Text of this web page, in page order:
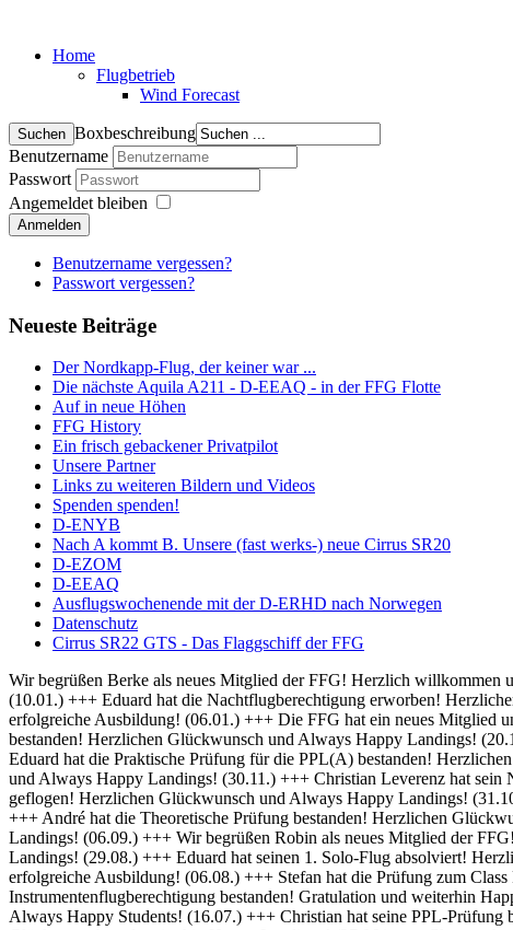
Home
Flugbetrieb
Wind Forecast
Boxbeschreibung
Benutzername
Passwort
Angemeldet bleiben
Anmelden
Benutzername vergessen?
Passwort vergessen?
Neueste Beiträge
Der Nordkapp-Flug, der keiner war ...
Die nächste Aquila A211 - D-EEAQ - in der FFG Flotte
Auf in neue Höhen
FFG History
Ein frisch gebackener Privatpilot
Unsere Partner
Links zu weiteren Bildern und Videos
Spenden spenden!
D-ENYB
Nach A kommt B. Unsere (fast werks-) neue Cirrus SR20
D-EZOM
D-EEAQ
Ausflugswochenende mit der D-ERHD nach Norwegen
Datenschutz
Cirrus SR22 GTS - Das Flaggschiff der FFG
Wir begrüßen Berke als neues Mitglied der FFG! Herzlich willkommen und always Happy Landings! (01.02.) +++ Herzlich Willkommen bei der FFG, Thomas! Viel Spaß und Erfolg bei deiner Ausbildung! (10.01.) +++ Eduard hat die Nachtflugberechtigung erworben! Herzlichen Glückwunsch und Always Bright Moonlight! (08.01.) +++ Wir heißen Martin als neuen Flugschüler willkommen und wünschen eine erfolgreiche Ausbildung! (06.01.) +++ Die FFG hat ein neues Mitglied und damit bald auch einen neuen Fluglehrer - Herzlich Willkommen bei uns Dominik! (04.01.) +++ Frederik hat seine IFR Prüfung bestanden! Herzlichen Glückwunsch und Always Happy Landings! (20.12.) +++ Rico hat seine BZF 1 Prüfung bestanden. Herzlichen Glückwünsch und weiterhin viel Erfolg bei der Ausbildung (16.12.) +++ Eduard hat die Praktische Prüfung für die PPL(A) bestanden! Herzlichen Glückwunsch und Always Happy Landings! (05.12.) +++ Falk hat seine Nachtflugausbildung abgeschlossen! Herzlichen Glückwunsch und Always Happy Landings! (30.11.) +++ Christian Leverenz hat sein Night Rating abgeschlossen! Herzlichen Glückwunsch und Always Happy Landings! (03.11.) +++ Rico ist seine ersten Soloplatzrunden geflogen! Herzlichen Glückwunsch und Always Happy Landings! (31.10.) +++ Richard und Eduard hat die Theoretische Prüfung bestanden! Herzlichen Glückwunsch und Always Happy Landings! (18.10.) +++ André hat die Theoretische Prüfung bestanden! Herzlichen Glückwunsch und Always Happy Landings! (20.09.) +++ Michel hat die PPL-Prüfung bestanden! Herzlichen Glückwunsch und Always Happy Landings! (06.09.) +++ Wir begrüßen Robin als neues Mitglied der FFG! Viel Erfolg bei der Ausbildung! (02.09.) +++ Eduard und Viveik haben das BZF I bestanden! Gratulation und weiterhin Happy Landings! (29.08.) +++ Eduard hat seinen 1. Solo-Flug absolviert! Herzlichen Glückwunsch und Always Happy Landings! (28.08.) +++ Wir heißen Rico als neuen Flugschüler willkommen und wünschen eine erfolgreiche Ausbildung! (06.08.) +++ Stefan hat die Prüfung zum Class Rating Instructor bestanden! Herzlichen Glückwunsch und Always Happy Students! (29.07.) +++ Marek hat seine Prüfung für die Instrumentenflugberechtigung bestanden! Gratulation und weiterhin Happy Landings! (17.07.) +++ Sebastian und Julian haben die Prüfung zum Class Rating Instructor bestanden! Herzlichen Glückwunsch und Always Happy Students! (16.07.) +++ Christian hat seine PPL-Prüfung bestanden! Herzlichen Glückwunsch und always Happy Landings! (04.07.) +++ Marc hat die theoretische Prüfung bestanden! Herzlichen Glückwunsch und weiterhin Happy Landings! (27.06.) +++ Clemens hat seine praktische PPL-Prüfung bestanden! Herzlichen Glückwunsch und always Happy Landings! (12.06.) +++ Wir begrüßen Hanna als neues Mitglied der FFG! Viel Spass und always Happy Landings! (03.06.) +++ Herzlich Willkommen bei der FFG, Christian! Viel Spaß und Erfolg bei deiner Ausbildung (26.05.) +++ Richard hat seinen 1. Solo-Flug absolviert. Herzlichen Glückwunsch und Always Happy Landings! (21.05.) +++ Die FFG hat ein neues Vereinsmitglied. Herzlich Willkommen, Christian, und viele schöne Flüge. (14.05.) +++ Hendrik hat die LAPL-Prüfung bestanden! Herzlichen Glückwunsch und Always Happy Landings! (12.04.) +++ Wir begrüßen Malte als neues Mitglied der FFG! Viel Spass und always Happy Landings! (01.04.) +++ Herzlich Willkommen bei der FFG, Tim-Oliver! Viel Spaß und Erfolg bei deiner Ausbildung! (01.04.)